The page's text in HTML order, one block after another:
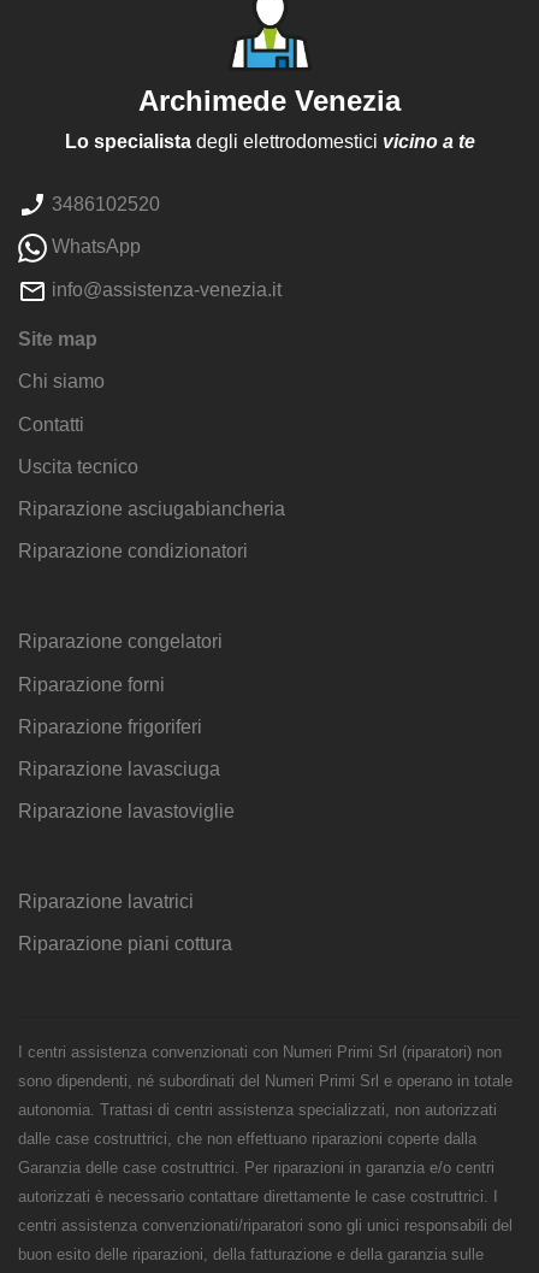
Archimede Venezia
Lo specialistadegli elettrodomestici vicino a te
3486102520
WhatsApp
info@assistenza-venezia.it
Site map
Chi siamo
Contatti
Uscita tecnico
Riparazione asciugabiancheria
Riparazione condizionatori
Riparazione congelatori
Riparazione forni
Riparazione frigoriferi
Riparazione lavasciuga
Riparazione lavastoviglie
Riparazione lavatrici
Riparazione piani cottura
I centri assistenza convenzionati con Numeri Primi Srl (riparatori) non
sono dipendenti, né subordinati del Numeri Primi Srl e operano in totale
autonomia. Trattasi di centri assistenza specializzati, non autorizzati
dalle case costruttrici, che non effettuano riparazioni coperte dalla
Garanzia delle case costruttrici. Per riparazioni in garanzia e/o centri
autorizzati è necessario contattare direttamente le case costruttrici. I
centri assistenza convenzionati/riparatori sono gli unici responsabili del
buon esito delle riparazioni, della fatturazione e della garanzia sulle